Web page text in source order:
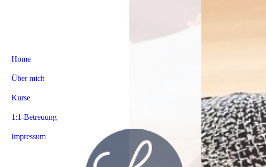
Home
Über mich
Kurse
1:1-Betreuung
Impressum